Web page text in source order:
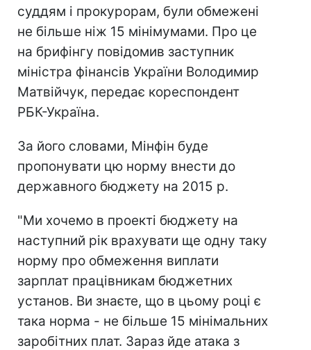
суддям і прокурорам, були обмежені
не більше ніж 15 мінімумами. Про це
на брифінгу повідомив заступник
міністра фінансів України Володимир
Матвійчук, передає кореспондент
РБК-Україна.
За його словами, Мінфін буде
пропонувати цю норму внести до
державного бюджету на 2015 р.
"Ми хочемо в проекті бюджету на
наступний рік врахувати ще одну таку
норму про обмеження виплати
зарплат працівникам бюджетних
установ. Ви знаєте, що в цьому році є
така норма - не більше 15 мінімальних
заробітних плат. Зараз йде атака з